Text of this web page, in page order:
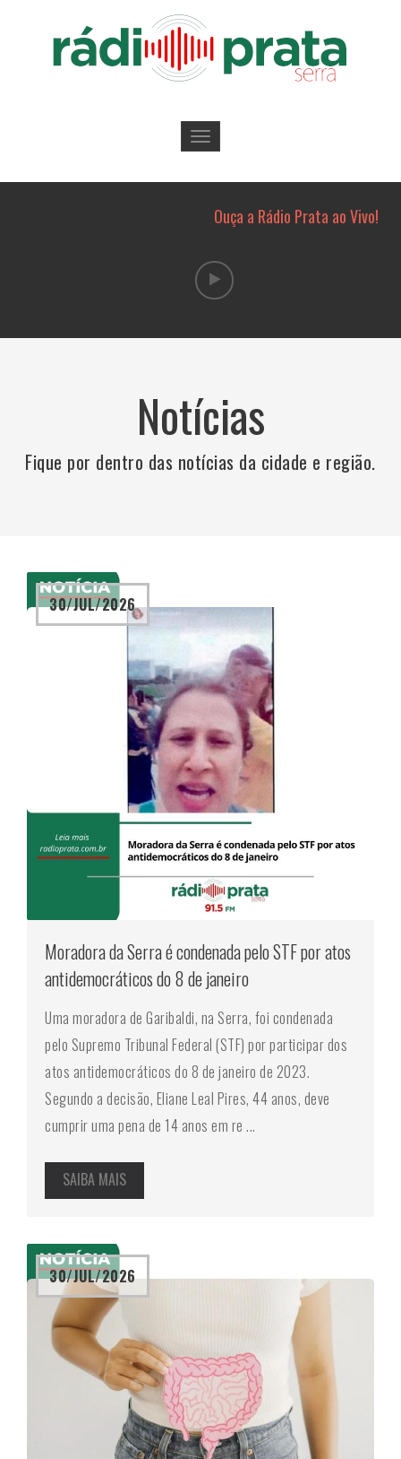
Toggle
navigation
Ouça a Rádio Prata ao Vivo!
Notícias
Fique por dentro das notícias da cidade e região.
30/JUL/2026
Moradora da Serra é condenada pelo STF por atos
antidemocráticos do 8 de janeiro
Uma moradora de Garibaldi, na Serra, foi condenada
pelo Supremo Tribunal Federal (STF) por participar dos
atos antidemocráticos do 8 de janeiro de 2023.
Segundo a decisão, Eliane Leal Pires, 44 anos, deve
cumprir uma pena de 14 anos em re ...
SAIBA MAIS
30/JUL/2026